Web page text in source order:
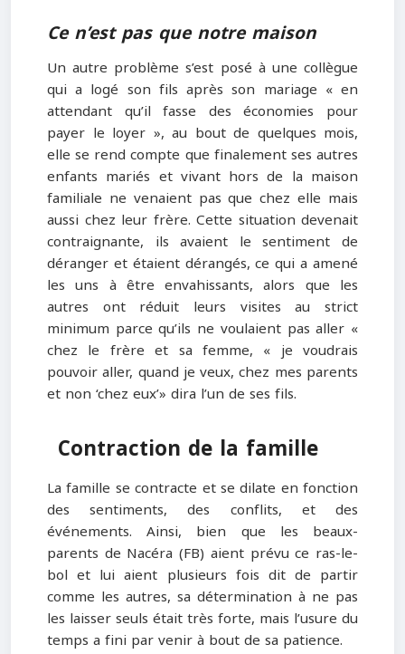
Ce n’est pas que notre maison
Un autre problème s’est posé à une collègue
qui a logé son fils après son mariage « en
attendant qu’il fasse des économies pour
payer le loyer », au bout de quelques mois,
elle se rend compte que finalement ses autres
enfants mariés et vivant hors de la maison
familiale ne venaient pas que chez elle mais
aussi chez leur frère. Cette situation devenait
contraignante, ils avaient le sentiment de
déranger et étaient dérangés, ce qui a amené
les uns à être envahissants, alors que les
autres ont réduit leurs visites au strict
minimum parce qu’ils ne voulaient pas aller «
chez le frère et sa femme, « je voudrais
pouvoir aller, quand je veux, chez mes parents
et non ‘chez eux’» dira l’un de ses fils.
Contraction de la famille
La famille se contracte et se dilate en fonction
des sentiments, des conflits, et des
événements. Ainsi, bien que les beaux-
parents de Nacéra (FB) aient prévu ce ras-le-
bol et lui aient plusieurs fois dit de partir
comme les autres, sa détermination à ne pas
les laisser seuls était très forte, mais l’usure du
temps a fini par venir à bout de sa patience.